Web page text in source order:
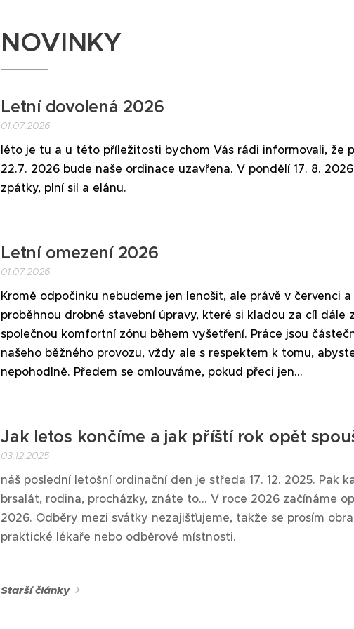
NOVINKY
Letní dovolená 2026
01.07.2026
léto je tu a u této příležitosti bychom Vás rádi informovali, že
22.7. 2026 bude naše ordinace uzavřena. V pondělí 17. 8.
zpátky, plní sil a elánu.
Letní omezení 2026
01.07.2026
Kromě odpočinku nebudeme jen lenošit, ale právě v červenci
proběhnou drobné stavební úpravy, které si kladou za cíl dále
společnou komfortní zónu během vyšetření. Práce jsou
našeho běžného provozu, vždy ale s respektem k tomu,
nepohodlně. Předem se omlouváme, pokud přeci jen...
Jak letos končíme a jak příští rok opět
03.12.2025
náš poslední letošní ordinační den je středa 17. 12. 2025. Pak
brsalát, rodina, procházky, znáte to... V roce 2026 začínáme
2026. Odběry mezi svátky nezajišťujeme, takže se prosím
praktické lékaře nebo odběrové místnosti.
Starší články